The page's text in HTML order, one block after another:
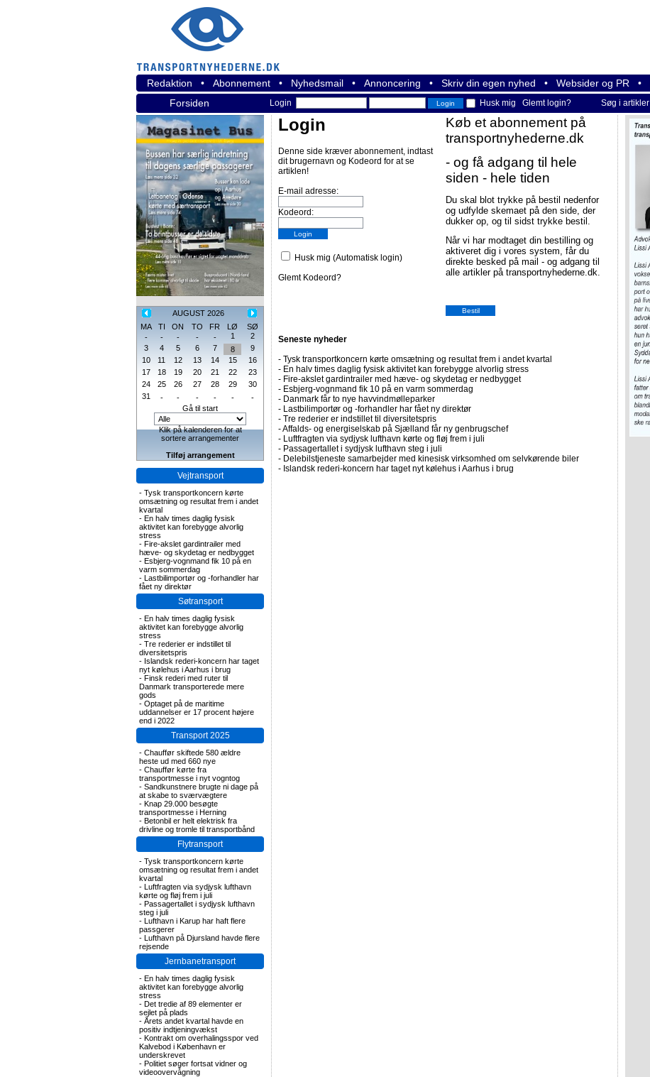
Redaktion • Abonnement • Nyhedsmail • Annoncering • Skriv din egen nyhed • Websider og PR •
Forsiden
Login Husk mig Glemt login? Søg i artikler
AUGUST 2026
MA
TI ON TO FR LØ
SØ
-
- - - - 1
2
3
4 5 6 7 8
9
10
11 12 13 14 15
16
17
18 19 20 21 22
23
24
25 26 27 28 29
30
31
- - - - -
-
Gå til start
Klik på kalenderen for at
sortere arrangementer
Tilføj arrangement
Vejtransport
- Tysk transportkoncern kørte
omsætning og resultat frem i andet
kvartal
- En halv times daglig fysisk
aktivitet kan forebygge alvorlig
stress
- Fire-akslet gardintrailer med
hæve- og skydetag er nedbygget
- Esbjerg-vognmand fik 10 på en
varm sommerdag
- Lastbilimportør og -forhandler har
fået ny direktør
Søtransport
- En halv times daglig fysisk
aktivitet kan forebygge alvorlig
stress
- Tre rederier er indstillet til
diversitetspris
- Islandsk rederi-koncern har taget
nyt kølehus i Aarhus i brug
- Finsk rederi med ruter til
Danmark transporterede mere
gods
- Optaget på de maritime
uddannelser er 17 procent højere
end i 2022
Transport 2025
- Chauffør skiftede 580 ældre
heste ud med 660 nye
- Chauffør kørte fra
transportmesse i nyt vogntog
- Sandkunstnere brugte ni dage på
at skabe to sværvægtere
- Knap 29.000 besøgte
transportmesse i Herning
- Betonbil er helt elektrisk fra
drivline og tromle til transportbånd
Flytransport
- Tysk transportkoncern kørte
omsætning og resultat frem i andet
kvartal
- Luftfragten via sydjysk lufthavn
kørte og fløj frem i juli
- Passagertallet i sydjysk lufthavn
steg i juli
- Lufthavn i Karup har haft flere
passgerer
- Lufthavn på Djursland havde flere
rejsende
Jernbanetransport
- En halv times daglig fysisk
aktivitet kan forebygge alvorlig
stress
- Det tredie af 89 elementer er
sejlet på plads
- Årets andet kvartal havde en
positiv indtjeningvækst
- Kontrakt om overhalingsspor ved
Kalvebod i København er
underskrevet
- Politiet søger fortsat vidner og
videoovervågning
Login
Denne side kræver abonnement, indtast
dit brugernavn og Kodeord for at se
artiklen!
E-mail adresse:
Kodeord:
Husk mig (Automatisk login)
Glemt Kodeord?
Køb et abonnement på
transportnyhederne.dk
- og få adgang til hele
siden - hele tiden
Du skal blot trykke på bestil nedenfor
og udfylde skemaet på den side, der
dukker op, og til sidst trykke bestil.
Når vi har modtaget din bestilling og
aktiveret dig i vores system, får du
direkte besked på mail - og adgang til
alle artikler på transportnyhederne.dk.
Seneste nyheder
- Tysk transportkoncern kørte omsætning og resultat frem i andet kvartal
- En halv times daglig fysisk aktivitet kan forebygge alvorlig stress
- Fire-akslet gardintrailer med hæve- og skydetag er nedbygget
- Esbjerg-vognmand fik 10 på en varm sommerdag
- Danmark får to nye havvindmølleparker
- Lastbilimportør og -forhandler har fået ny direktør
- Tre rederier er indstillet til diversitetspris
-Affalds- og energiselskab på Sjælland får ny genbrugschef
- Luftfragten via sydjysk lufthavn kørte og fløj frem i juli
- Passagertallet i sydjysk lufthavn steg i juli
- Delebilstjeneste samarbejder med kinesisk virksomhed om selvkørende biler
- Islandsk rederi-koncern har taget nyt kølehus i Aarhus i brug